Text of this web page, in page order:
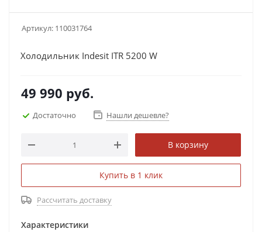
Артикул: 110031764
Холодильник Indesit ITR 5200 W
49 990 руб.
Достаточно Нашли дешевле?
В корзину
Купить в 1 клик
Рассчитать доставку
Характеристики